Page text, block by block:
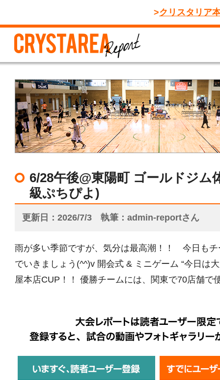
クリスタリア
6/28午後@東陽町 ゴールドジ
級ぷちぴよ)
更新日 2026/7/3 執筆 admin-reportさん
雨が多い季節ですが、気分は最高潮！！ 今日もチ
でいきましょう(^^)v 開会式 & ミニゲーム “今日は
屋本店CUP！！ 優勝チームには、関東で70店舗で